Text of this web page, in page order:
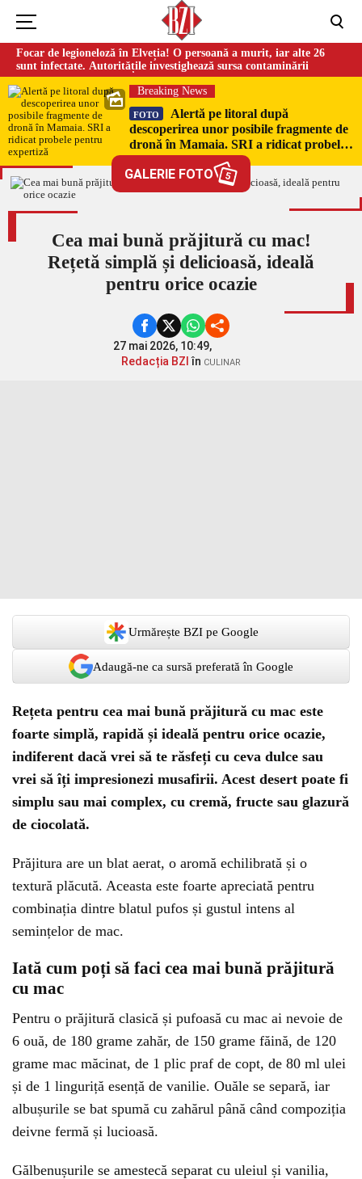
Focar de legioneloză în Elveția! O persoană a murit, iar alte 26
sunt infectate. Autoritățile investighează sursa contaminării
Breaking News
FOTO
Alertă pe litoral după
descoperirea unor posibile fragmente de
dronă în Mamaia. SRI a ridicat probele
pentru expertiză
GALERIE FOTO 5
Cea mai bună prăjitură cu mac!
Rețetă simplă și delicioasă, ideală
pentru orice ocazie
27 mai 2026, 10:49,
Redacția BZI în CULINAR
Urmărește BZI pe Google
Adaugă-ne ca sursă preferată în Google
Rețeta pentru cea mai bună prăjitură cu mac este
foarte simplă, rapidă și ideală pentru orice ocazie,
indiferent dacă vrei să te răsfeți cu ceva dulce sau
vrei să îți impresionezi musafirii. Acest desert poate fi
simplu sau mai complex, cu cremă, fructe sau glazură
de ciocolată.
Prăjitura are un blat aerat, o aromă echilibrată și o
textură plăcută. Aceasta este foarte apreciată pentru
combinația dintre blatul pufos și gustul intens al
semințelor de mac.
Iată cum poți să faci cea mai bună prăjitură
cu mac
Pentru o prăjitură clasică și pufoasă cu mac ai nevoie de
6 ouă, de 180 grame zahăr, de 150 grame făină, de 120
grame mac măcinat, de 1 plic praf de copt, de 80 ml ulei
și de 1 linguriță esență de vanilie. Ouăle se separă, iar
albușurile se bat spumă cu zahărul până când compoziția
deivne fermă și lucioasă.
Gălbenușurile se amestecă separat cu uleiul și vanilia,